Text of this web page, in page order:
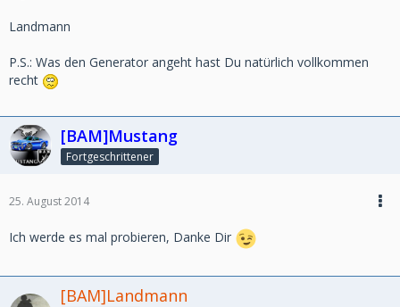
Landmann
P.S.: Was den Generator angeht hast Du natürlich vollkommen
recht
[BAM]Mustang
Fortgeschrittener
25. August 2014
Ich werde es mal probieren, Danke Dir
[BAM]Landmann